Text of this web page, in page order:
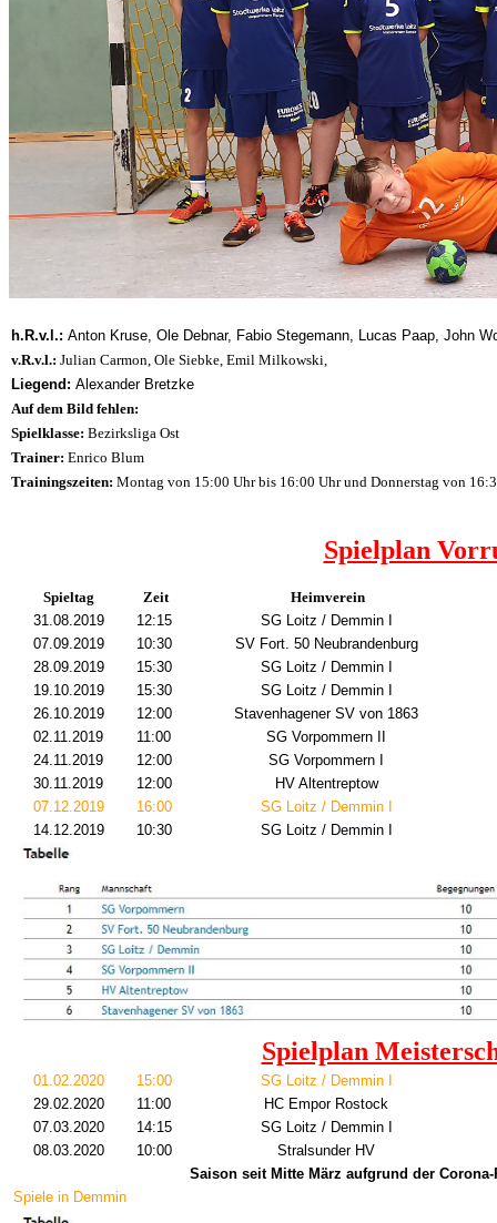
h.R.v.l.: Anton Kruse, Ole Debnar, Fabio Stegemann, Lucas Paap, John
v.R.v.l.: Julian Carmon, Ole Siebke, Emil Milkowski,
Liegend: Alexander Bretzke
Auf dem Bild fehlen:
Spielklasse: Bezirksliga Ost
Trainer: Enrico Blum
Trainingszeiten: Montag von 15:00 Uhr bis 16:00 Uhr und Donnerstag von
Spielplan
Spieltag Zeit
Heimverein
31.08.2019
12:15
SG Loitz / Demmin I
07.09.2019
10:30
SV Fort. 50 Neubrandenburg
28.09.2019
15:30
SG Loitz / Demmin I
19.10.2019
15:30
SG Loitz / Demmin I
26.10.2019
12:00
Stavenhagener SV von 1863
02.11.2019
11:00
SG Vorpommern II
24.11.2019
12:00
SG Vorpommern I
30.11.2019
12:00
HV Altentreptow
07.12.2019
16:00
SG Loitz / Demmin I
14.12.2019
10:30 SG Loitz / Demmin I
Spielplan
01.02.2020 15:00
SG Loitz / Demmin I
29.02.2020
11:00
HC Empor Rostock
07.03.2020
14:15
SG Loitz / Demmin I
08.03.2020
10:00
Stralsunder HV
Saison seit Mitte März aufgrund der
Spiele in Demmin